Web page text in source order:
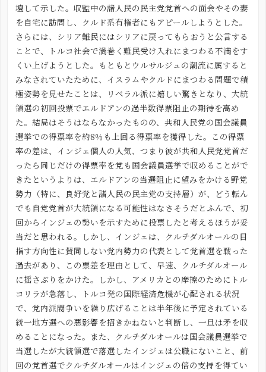
壇して示した。収監中の諸人民の民主党党首への面会やその妻
を自宅に訪問し、クルド系有権者にもアピールしようとした。
さらには、シリア難民にはシリアに戻ってもらおうと公言する
ことで、トルコ社会で渦巻く難民受け入れにまつわる不満をす
くい上げようとした。もともとウルサルジュの潮流に属すると
みなされていたために、イスラムやクルドにまつわる問題で積
極姿勢を見せたことは、リベラル派に嬉しい驚きとなり、大統
領選の初回投票でエルドアンの過半数得票阻止の期待を高め
た。結局はそうはならなかったものの、共和人民党の国会議員
選挙での得票率を約8％も上回る得票率を獲得した。この得票
率の差は、インジェ個人の人気、つまり彼が共和人民党党首だ
ったら同じだけの得票率を党も国会議員選挙で収めることがで
きたというよりは、エルドアンの当選阻止に望みをかける野党
勢力（特に、良好党と諸人民の民主党の支持層）が、どう転ん
でも自党党首が大統領になる可能性はなさそうだとふんで、初
回からインジェの勢いを示すために投票したと考えるほうが妥
当だと思われる。しかし、インジェは、クルチダルオールの目
指す方向性に賛同しない党内勢力の代表として党首選を戦った
過去があり、この票差を理由として、早速、クルチダルオール
に揺さぶりをかけた。しかし、アメリカとの摩擦のためにトル
コリラが急落し、トルコ発の国際経済危機が心配される状況
で、党内派閥争いを繰り広げることは半年後に予定されている
統一地方選への悪影響を招きかねないと判断し、一旦は矛を収
めることになった。また、クルチダルオールは国会議員選挙で
当選したが大統領選で落選したインジェは公職にないこと、前
回の党首選でクルチダルオールはインジェの倍の支持を得てい